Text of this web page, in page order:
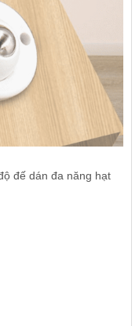
đế dán đa năng hạt